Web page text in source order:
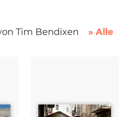
Tim Bendixen
» Alle